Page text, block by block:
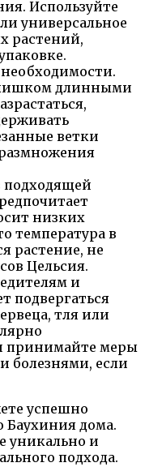
Используйте
универсальное
растений,
длинными
ветки
подходящей
низких
температура в
растение, не
Цельсия.
и
подвергаться
тля или
принимайте меры
болезнями, если
успешно
Баухиния дома.
уникально и
подхода.